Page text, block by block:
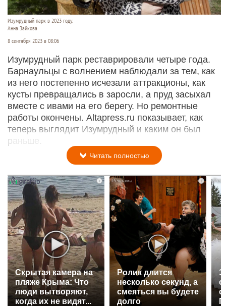
Изумрудный парк в 2023 году.
Анна Зайкова
8 сентября 2023 в 08:06
Изумрудный парк реставрировали четыре года.
Барнаульцы с волнением наблюдали за тем, как
из него постепенно исчезали аттракционы, как
кусты превращались в заросли, а пруд засыхал
вместе с ивами на его берегу. Но ремонтные
работы окончены. Altapress.ru показывает, как
теперь выглядит Изумрудный и каким он был
раньше.
Читать полностью
i
Скрытая камера на
пляже Крыма: Что
люди вытворяют,
когда их не видят...
Ролик длится
несколько секунд, а
смеяться вы будете
долго